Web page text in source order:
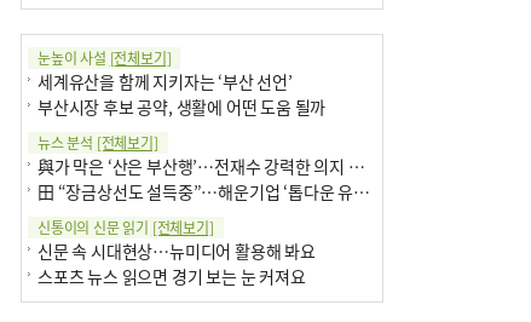
눈높이 사설 [전체보기]
세계유산을 함께 지키자는 ‘부산 선언’
부산시장 후보 공약, 생활에 어떤 도움 될까
뉴스 분석 [전체보기]
與가 막은 ‘산은 부산행’…전재수 강력한 의지 표명 없인 공염불
田 “장금상선도 설득중”…해운기업 ‘톱다운 유치전’ 가속
신통이의 신문 읽기 [전체보기]
신문 속 시대현상…뉴미디어 활용해 봐요
스포츠 뉴스 읽으면 경기 보는 눈 커져요